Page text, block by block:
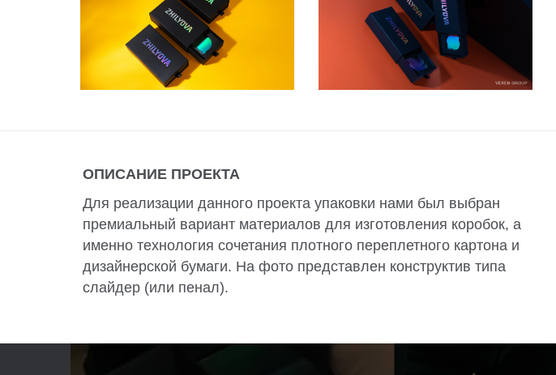
ОПИСАНИЕ ПРОЕКТА
Для реализации данного проекта упаковки нами был выбран
премиальный вариант материалов для изготовления коробок, а
именно технология сочетания плотного переплетного картона и
дизайнерской бумаги. На фото представлен конструктив типа
слайдер (или пенал).